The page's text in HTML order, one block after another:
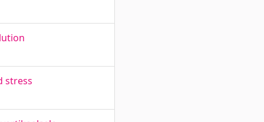
stress